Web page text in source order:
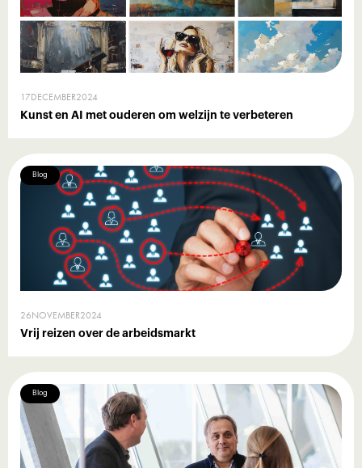
17DECEMBER2024
Kunst en AI met ouderen om welzijn te verbeteren
Blog
26NOVEMBER2024
Vrij reizen over de arbeidsmarkt
Blog